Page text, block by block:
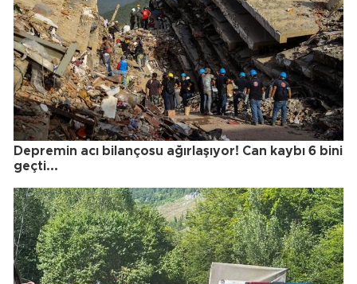
Depremin acı bilançosu ağırlaşıyor! Can kaybı 6 bini
geçti...